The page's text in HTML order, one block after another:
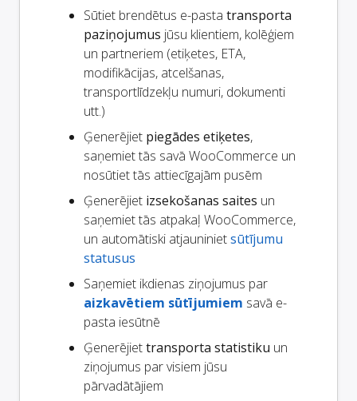
Sūtiet brendētus e-pasta transporta
paziņojumus jūsu klientiem, kolēģiem
un partneriem (etiķetes, ETA,
modifikācijas, atcelšanas,
transportlīdzekļu numuri, dokumenti
utt.)
Ģenerējiet piegādes etiķetes,
saņemiet tās savā WooCommerce un
nosūtiet tās attiecīgajām pusēm
Ģenerējiet izsekošanas saites un
saņemiet tās atpakaļ WooCommerce,
un automātiski atjauninietsūtījumu
statusus
Saņemiet ikdienas ziņojumus par
aizkavētiem sūtījumiem savā e-
pasta iesūtnē
Ģenerējiettransporta statistiku un
ziņojumus par visiem jūsu
pārvadātājiem